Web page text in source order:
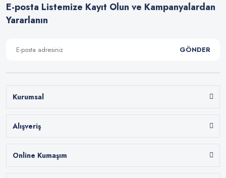
E-posta Listemize Kayıt Olun ve Kampanyalardan
Yararlanın
GÖNDER
Kurumsal
Alışveriş
Online Kumaşım